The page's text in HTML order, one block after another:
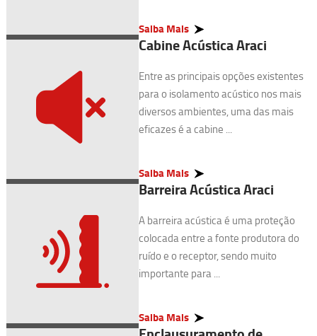
Saiba Mais
Cabine Acústica Araci
Entre as principais opções existentes
para o isolamento acústico nos mais
diversos ambientes, uma das mais
eficazes é a cabine ...
Saiba Mais
Barreira Acústica Araci
A barreira acústica é uma proteção
colocada entre a fonte produtora do
ruído e o receptor, sendo muito
importante para ...
Saiba Mais